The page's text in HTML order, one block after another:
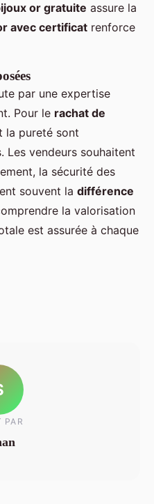
or gratuite assure la
avec certificat renforce
par une expertise
Pour le rachat de
la pureté sont
Les vendeurs souhaitent
la sécurité des
souvent la différence
la valorisation
est assurée à chaque
PAR